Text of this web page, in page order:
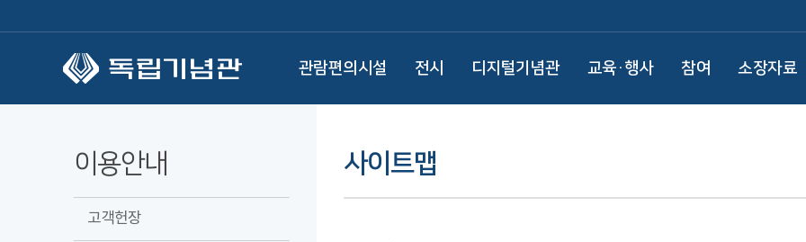
관람편의시설 전시 디지털기념관 교육·행사 참여 소장자료
이용안내
고객헌장
사이트맵